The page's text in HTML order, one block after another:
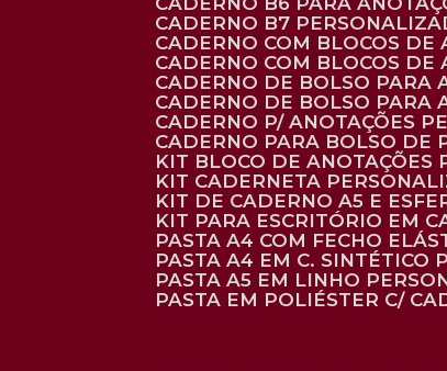
CADERNO B7
CADERNO COM BLOCOS
CADERNO COM BLOCOS
CADERNO DE BOLSO PARA
CADERNO DE BOLSO PARA
CADERNO P/ ANOTAÇÕES
CADERNO PARA BOLSO DE
KIT BLOCO DE
KIT CADERNETA
KIT DE CADERNO A5 E
KIT PARA ESCRITÓRIO EM
PASTA A4 COM FECHO
PASTA A4 EM C. SINTÉTICO
PASTA A5 EM LINHO
PASTA EM POLIÉSTER C/